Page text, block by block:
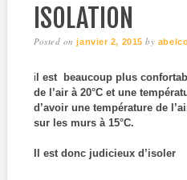
ISOLATION
Posted onjanvier 2, 2015 by
il est beaucoup plus
de l’air à 20°C et une
d’avoir une température de
sur les murs à 15°C.
Il est donc judicieux d’isoler